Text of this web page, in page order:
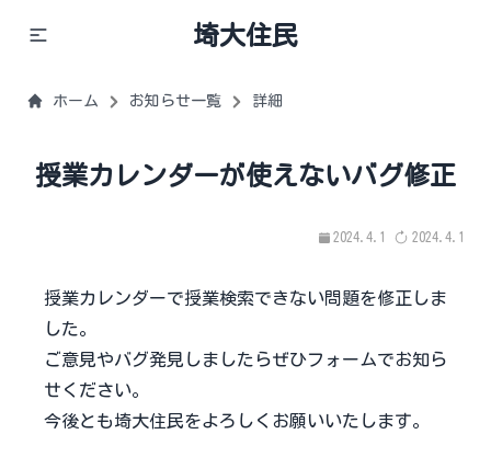
埼大住民
ホーム お知らせ一覧 詳細
授業カレンダーが使えないバグ修正
2024.4.1 2024.4.1
授業カレンダーで授業検索できない問題を修正しま
した。
ご意見やバグ発見しましたらぜひフォームでお知ら
せください。
今後とも埼大住民をよろしくお願いいたします。